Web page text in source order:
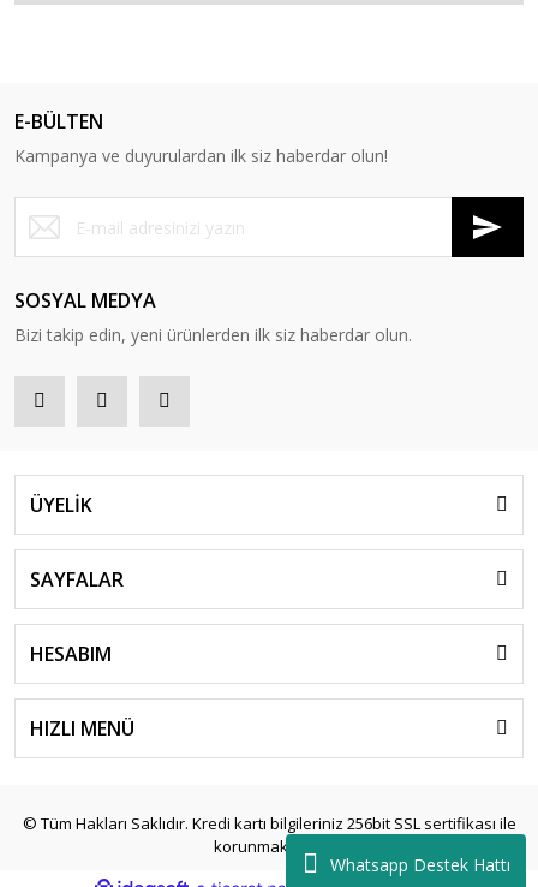
Whatsapp Destek Hattı
E-BÜLTEN
Kampanya ve duyurulardan ilk siz haberdar olun!
SOSYAL MEDYA
Bizi takip edin, yeni ürünlerden ilk siz haberdar olun.
ÜYELİK
SAYFALAR
HESABIM
HIZLI MENÜ
© Tüm Hakları Saklıdır. Kredi kartı bilgileriniz 256bit SSL sertifikası ile
korunmaktadır.